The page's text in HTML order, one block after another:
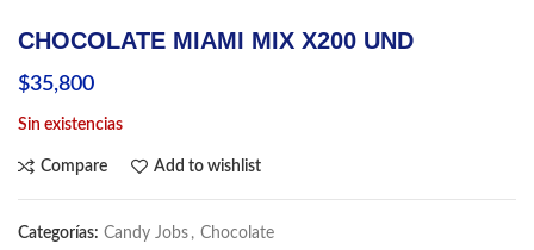
CHOCOLATE MIAMI MIX X200 UND
$35,800
Sin existencias
Compare Add to wishlist
Categorías: Candy Jobs , Chocolate